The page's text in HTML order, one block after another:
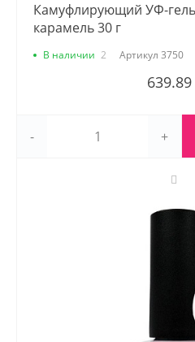
Камуфлирующий УФ-
карамель 30 г
В наличии 2 Артикул 3750
- +